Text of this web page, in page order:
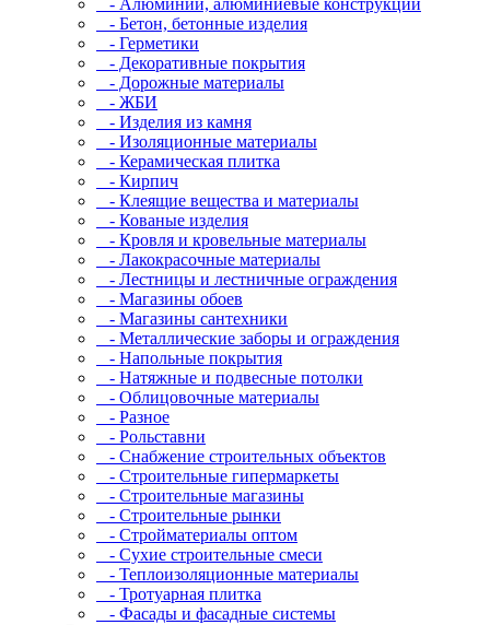
- Алюминий, алюминиевые конструкции
- Бетон, бетонные изделия
- Герметики
- Декоративные покрытия
- Дорожные материалы
- ЖБИ
- Изделия из камня
- Изоляционные материалы
- Керамическая плитка
- Кирпич
- Клеящие вещества и материалы
- Кованые изделия
- Кровля и кровельные материалы
- Лакокрасочные материалы
- Лестницы и лестничные ограждения
- Магазины обоев
- Магазины сантехники
- Металлические заборы и ограждения
- Напольные покрытия
- Натяжные и подвесные потолки
- Облицовочные материалы
- Разное
- Рольставни
- Снабжение строительных объектов
- Строительные гипермаркеты
- Строительные магазины
- Строительные рынки
- Стройматериалы оптом
- Сухие строительные смеси
- Теплоизоляционные материалы
- Тротуарная плитка
- Фасады и фасадные системы